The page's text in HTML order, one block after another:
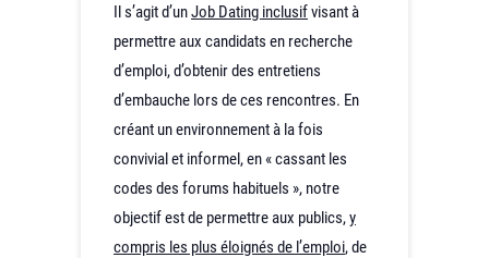
Il s’agit d’unJob Dating inclusifvisant à
permettre aux candidats en recherche
d’emploi, d’obtenir des entretiens
d’embauche lors de ces rencontres. En
créant un environnement à la fois
convivial et informel, en « cassant les
codes des forums habituels », notre
objectif est de permettre aux publics,y
compris les plus éloignés de l’emploi, de